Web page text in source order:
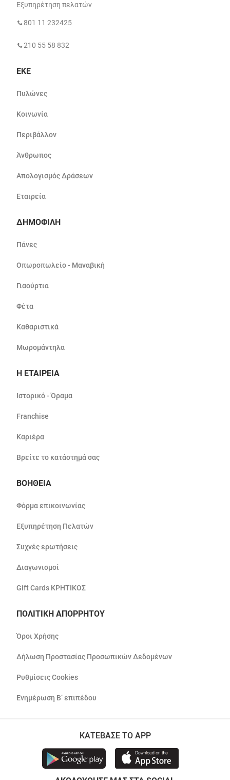
Εξυπηρέτηση πελατών
801 11 232425
210 55 58 832
ΕΚΕ
Πυλώνες
Κοινωνία
Περιβάλλον
Άνθρωπος
Απολογισμός Δράσεων
Εταιρεία
ΔΗΜΟΦΙΛΗ
Πάνες
Οπωροπωλείο - Μαναβική
Γιαούρτια
Φέτα
Καθαριστικά
Μωρομάντηλα
Η ΕΤΑΙΡΕΙΑ
Ιστορικό - Όραμα
Franchise
Καριέρα
Βρείτε το κατάστημά σας
ΒΟΗΘΕΙΑ
Φόρμα επικοινωνίας
Εξυπηρέτηση Πελατών
Συχνές ερωτήσεις
Διαγωνισμοί
Gift Cards ΚΡΗΤΙΚΟΣ
ΠΟΛΙΤΙΚΗ ΑΠΟΡΡΗΤΟΥ
Όροι Χρήσης
Δήλωση Προστασίας Προσωπικών Δεδομένων
Ρυθμίσεις Cookies
Ενημέρωση Β’ επιπέδου
ΚΑΤΕΒΑΣΕ ΤΟ APP